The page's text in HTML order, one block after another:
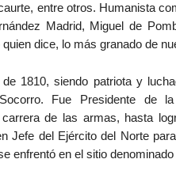
entre otros. Humanista
Madrid, Miguel de
dice, lo más granado de
1810, siendo patriota y
Fue Presidente de
carrera de las armas, hasta
Jefe del Ejército del Norte
enfrentó en el sitio